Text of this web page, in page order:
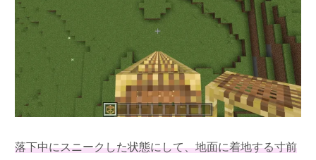
落下中にスニークした状態にして、地面に着地する寸前